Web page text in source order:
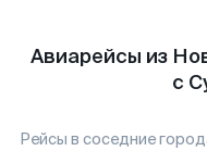
Авиарейсы из
с
Рейсы в соседние